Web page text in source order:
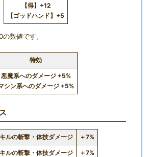
【得】+12
【ゴッドハンド】+5
数値です。
特効
悪魔系へのダメージ +5%
シン系へのダメージ +5%
ルの斬撃・体技ダメージ ＋7%
ルの斬撃・体技ダメージ ＋7%